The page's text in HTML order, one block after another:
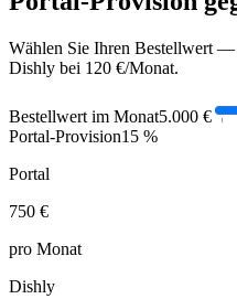
Wählen Sie Ihren Bestellwert
Dishly bei 120 €/Monat.
Bestellwert im Monat5.000 €
Portal-Provision15 %
Portal
750 €
pro Monat
Dishly